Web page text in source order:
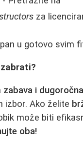
za
u gotovo svim
zabava i
izbor. Ako želite
može biti
oba!